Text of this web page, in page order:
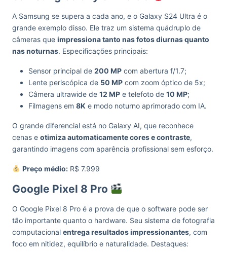
A Samsung se supera a cada ano, e o Galaxy S24 Ultra é o
grande exemplo disso. Ele traz um sistema quádruplo de
câmeras que impressiona tanto nas fotos diurnas quanto
nas noturnas. Especificações principais:
Sensor principal de 200 MP com abertura f/1.7;
Lente periscópica de 50 MP com zoom óptico de 5x;
Câmera ultrawide de 12 MP e telefoto de 10 MP;
Filmagens em 8K e modo noturno aprimorado com IA.
O grande diferencial está no Galaxy AI, que reconhece
cenas e otimiza automaticamente cores e contraste,
garantindo imagens com aparência profissional sem esforço.
Preço médio:R$ 7.999
Google Pixel 8 Pro
O Google Pixel 8 Pro é a prova de que o software pode ser
tão importante quanto o hardware. Seu sistema de fotografia
computacional entrega resultados impressionantes, com
foco em nitidez, equilíbrio e naturalidade. Destaques: